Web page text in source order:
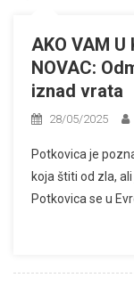
AKO VAM U
NOVAC:
iznad vrata
28/05/2025
Potkovica je
koja štiti od zla,
Potkovica se u